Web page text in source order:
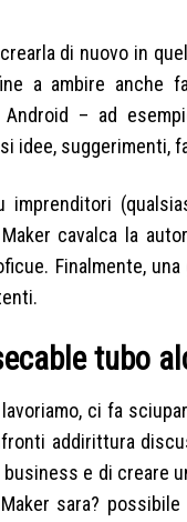
di nuovo in
a ambire anche
Android – ad
idee, suggerimenti,
Maker cavalca la
Finalmente, una
tubo
ci fa
addirittura
e di creare
sara?